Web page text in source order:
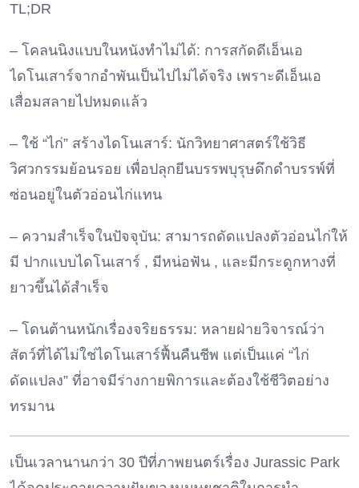
TL;DR
– โคลนนิงแบบในหนังทำไม่ได้: การสกัดดีเอ็นเอ
ไดโนเสาร์จากอำพันเป็นไปไม่ได้จริง เพราะดีเอ็นเอ
เสื่อมสลายไปหมดแล้ว
– ใช้ “ไก่” สร้างไดโนเสาร์: นักวิทยาศาสตร์ใช้วิธี
วิศวกรรมย้อนรอย เพื่อปลุกยีนบรรพบุรุษดึกดำบรรพ์ที่
ซ่อนอยู่ในตัวอ่อนไก่แทน
– ความสำเร็จในปัจจุบัน: สามารถดัดแปลงตัวอ่อนไก่ให้
มี ปากแบบไดโนเสาร์ , มีหน่อฟัน , และมีกระดูกหางที่
ยาวขึ้นได้สำเร็จ
– โดนต้านหนักเรื่องจริยธรรม: หลายฝ่ายวิจารณ์ว่า
สัตว์ที่ได้ไม่ใช่ไดโนเสาร์ฟื้นคืนชีพ แต่เป็นแค่ “ไก่
ดัดแปลง” ที่อาจมีร่างกายพิการและต้องใช้ชีวิตอย่าง
ทรมาน
เป็นเวลานานกว่า 30 ปีที่ภาพยนตร์เรื่อง Jurassic Park